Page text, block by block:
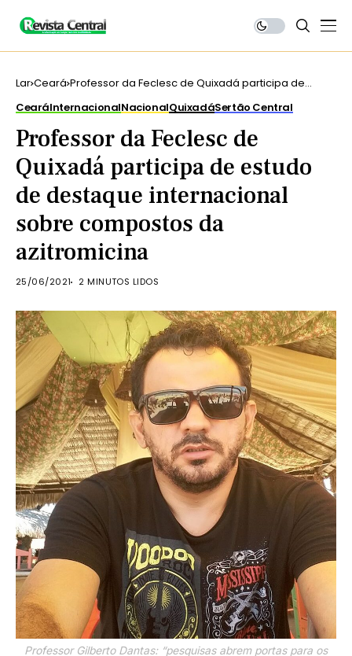
Lar Ceará Professor da Feclesc de Quixadá participa de
compostos da azitromicina
CearáInternacionalNacionalQuixadáSertão Central
Professor da Feclesc de
Quixadá participa de estudo
de destaque internacional
sobre compostos da
azitromicina
25/06/2021 2 MINUTOS LIDOS
Professor Gilberto Dantas: “pesquisas abrem portas para os